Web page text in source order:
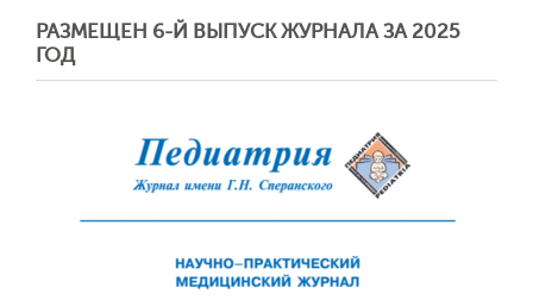
РАЗМЕЩЕН 6-Й ВЫПУСК ЖУРНАЛА ЗА 2025
ГОД